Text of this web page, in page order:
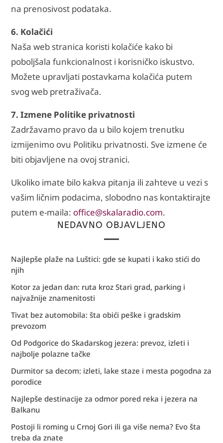
na prenosivost podataka.
6. Kolačići
Naša web stranica koristi kolačiće kako bi
poboljšala funkcionalnost i korisničko iskustvo.
Možete upravljati postavkama kolačića putem
svog web pretraživača.
7. Izmene Politike privatnosti
Zadržavamo pravo da u bilo kojem trenutku
izmijenimo ovu Politiku privatnosti. Sve izmene će
biti objavljene na ovoj stranici.
Ukoliko imate bilo kakva pitanja ili zahteve u vezi s
vašim ličnim podacima, slobodno nas kontaktirajte
putem e-maila: office@skalaradio.com.
NEDAVNO OBJAVLJENO
Najlepše plaže na Luštici: gde se kupati i kako stići do
njih
Kotor za jedan dan: ruta kroz Stari grad, parking i
najvažnije znamenitosti
Tivat bez automobila: šta obići peške i gradskim
prevozom
Od Podgorice do Skadarskog jezera: prevoz, izleti i
najbolje polazne tačke
Durmitor sa decom: izleti, lake staze i mesta pogodna za
porodice
Najlepše destinacije za odmor pored reka i jezera na
Balkanu
Postoji li roming u Crnoj Gori ili ga više nema? Evo šta
treba da znate